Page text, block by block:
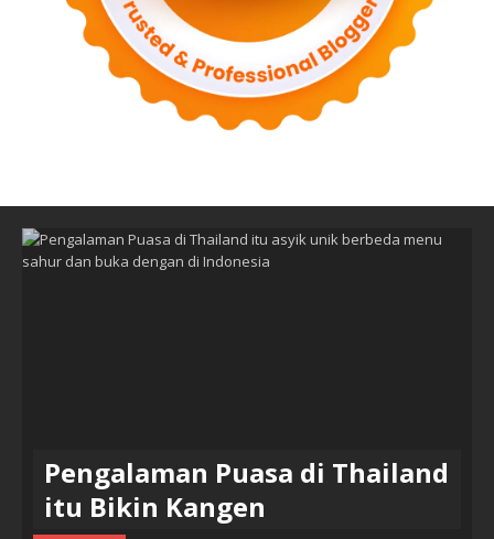
Pengalaman Puasa di Thailand
itu Bikin Kangen